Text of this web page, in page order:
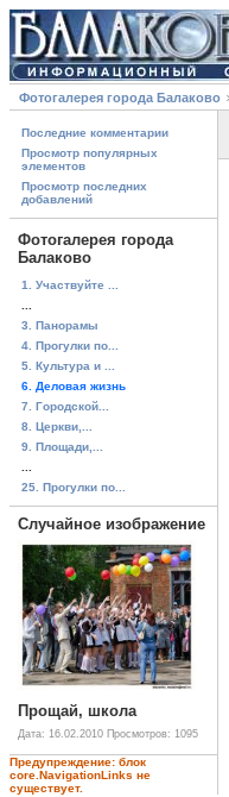
Фотогалерея города Балаково
Последние комментарии
Просмотр популярных
элементов
Просмотр последних
добавлений
Фотогалерея города
Балаково
1. Участвуйте ...
3. Панорамы
4. Прогулки по...
5. Культура и ...
6. Деловая жизнь
7. Городской...
8. Церкви,...
9. Площади,...
25. Прогулки по...
Случайное изображение
Прощай, школа
Дата: 16.02.2010 Просмотров: 1095
Предупреждение: блок
core.NavigationLinks не
существует.